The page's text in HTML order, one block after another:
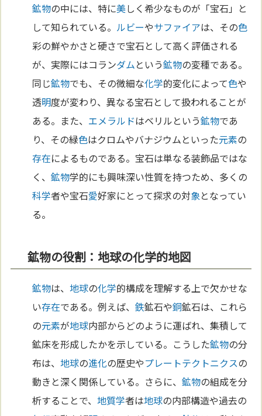
鉱物の中には、特に美しく希少なものが「宝石」と
して知られている。 ルビーやサファイアは、その色
彩の鮮やかさと硬さで宝石として高く評価される
が、実際にはコランダムという鉱物の変種である。
同じ鉱物でも、その微細な化学的変化によって色や
透明度が変わり、異なる宝石として扱われることが
ある。また、 エメラルドはベリルという鉱物であ
り、その緑色はクロムやバナジウムといった元素の
存在によるものである。宝石は単なる装飾品ではな
く、鉱物学的にも興味深い性質を持つため、多くの
科学者や宝石愛好家にとって探求の対象となってい
る。
鉱物の役割：地球の化学的地図
鉱物は、地球の化学的構成を理解する上で欠かせな
い存在である。例えば、鉄鉱石や銅鉱石は、これら
の元素が地球内部からどのように運ばれ、集積して
鉱床を形成したかを示している。こうした鉱物の分
布は、地球の進化の歴史やプレートテクトニクスの
動きと深く関係している。さらに、鉱物の組成を分
析することで、地質学者は地球の内部構造や過去の